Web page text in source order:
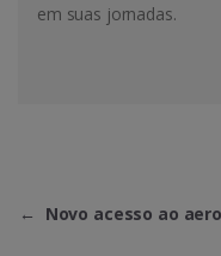
em suas jornadas.
← Novo acesso ao